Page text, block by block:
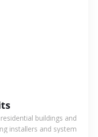
buildings and
installers and system